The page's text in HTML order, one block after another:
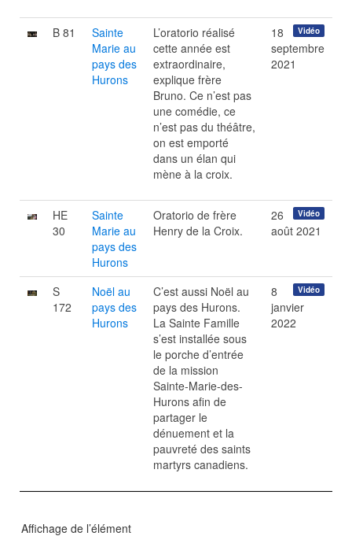
B 81
Sainte
Marie au
pays des
Hurons
L’oratorio réalisé
cette année est
extraordinaire,
explique frère
Bruno. Ce n’est pas
une comédie, ce
n’est pas du théâtre,
on est emporté
dans un élan qui
mène à la croix.
Vidéo
18
septembre
2021
HE
30
Sainte
Marie au
pays des
Hurons
Oratorio de frère
Henry de la Croix.
Vidéo
26
août 2021
S
172
Noël au
pays des
Hurons
C’est aussi Noël au
pays des Hurons.
La Sainte Famille
s’est installée sous
le porche d’entrée
de la mission
Sainte-Marie-des-
Hurons afin de
partager le
dénuement et la
pauvreté des saints
martyrs canadiens.
Vidéo
8
janvier
2022
Affichage de l’élément